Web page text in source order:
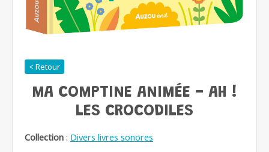
< Retour
MA COMPTINE ANIMÉE - AH !
LES CROCODILES
Collection : Divers livres sonores